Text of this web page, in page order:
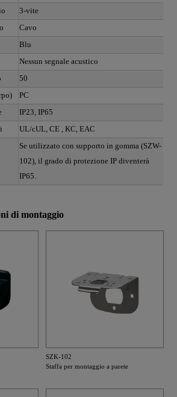
3-vite
Cavo
Blu
Nessun segnale acustico
50
PC
IP23, IP65
UL/cUL, CE , KC, EAC
Se utilizzato con supporto in gomma (SZW-
102), il grado di protezione IP diventerà
IP65.
di montaggio
SZK-102
Staffa per montaggio a parete